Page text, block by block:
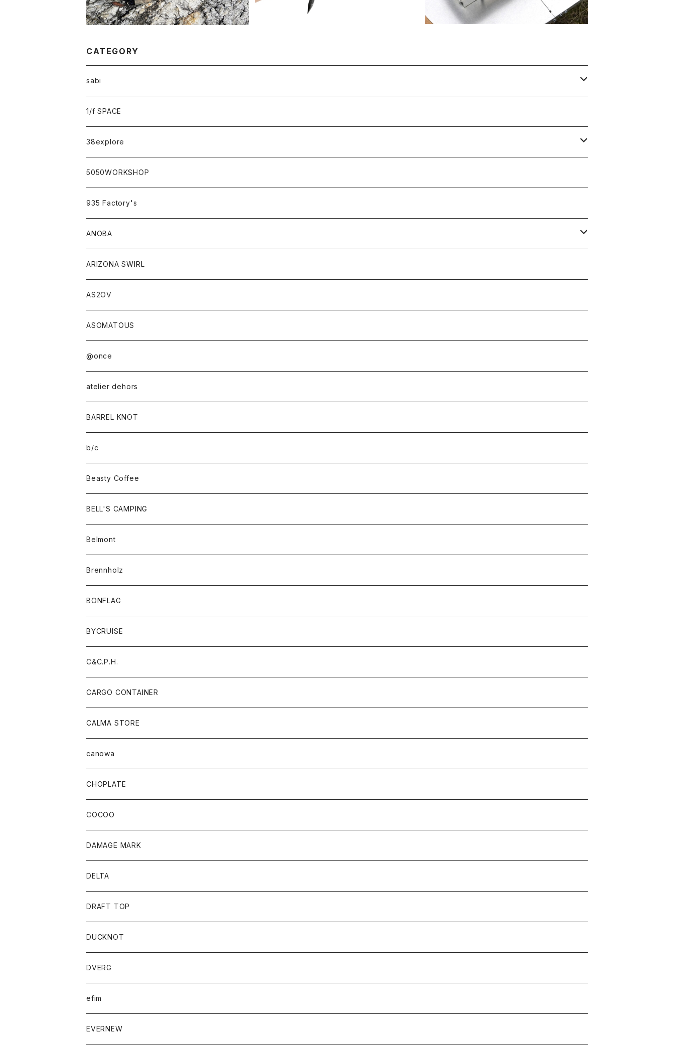
CATEGORY
sabi
sabi×KAMU
campholic×sabi
1/f SPACE
38explore
classicシリーズ
5050WORKSHOP
935 Factory's
ANOBA
ANOBA×sabi
ARIZONA SWIRL
AS2OV
ASOMATOUS
@once
atelier dehors
BARREL KNOT
b/c
Beasty Coffee
BELL'S CAMPING
Belmont
Brennholz
BONFLAG
BYCRUISE
C&C.P.H.
CARGO CONTAINER
CALMA STORE
canowa
CHOPLATE
COCOO
DAMAGE MARK
DELTA
DRAFT TOP
DUCKNOT
DVERG
efim
EVERNEW